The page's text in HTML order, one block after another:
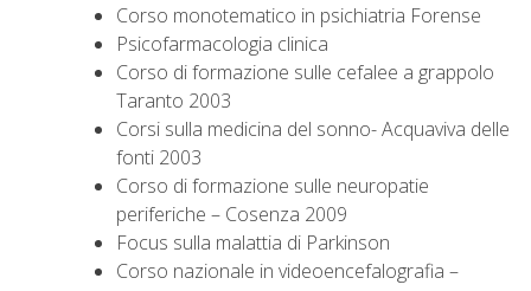
Corso monotematico in psichiatria Forense
Psicofarmacologia clinica
Corso di formazione sulle cefalee a grappolo
Taranto 2003
Corsi sulla medicina del sonno- Acquaviva delle
fonti 2003
Corso di formazione sulle neuropatie
periferiche – Cosenza 2009
Focus sulla malattia di Parkinson
Corso nazionale in videoencefalografia –